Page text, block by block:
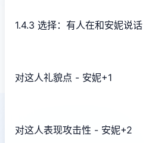
1.4.3 选择：有人在和安妮说话
对这人礼貌点 - 安妮+1
对这人表现攻击性 - 安妮+2